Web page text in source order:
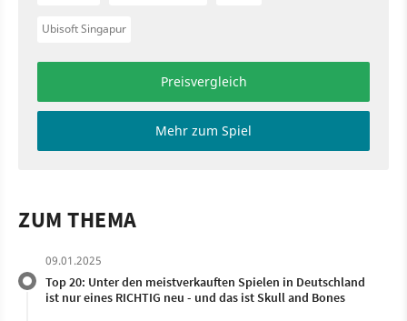
Ubisoft Singapur
Preisvergleich
Mehr zum Spiel
ZUM THEMA
09.01.2025
Top 20: Unter den meistverkauften Spielen in Deutschland
ist nur eines RICHTIG neu - und das ist Skull and Bones